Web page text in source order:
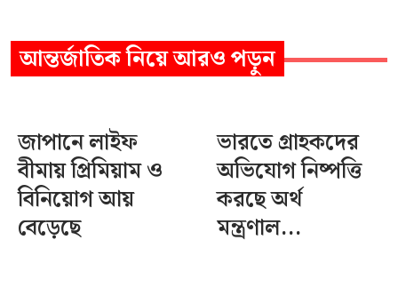
আন্তর্জাতিকনিয়ে আরও পড়ুন
জাপানে লাইফ
বীমায় প্রিমিয়াম ও
বিনিয়োগ আয়
বেড়েছে
ভারতে গ্রাহকদের
অভিযোগ নিষ্পত্তি
করছে অর্থ
মন্ত্রণাল...